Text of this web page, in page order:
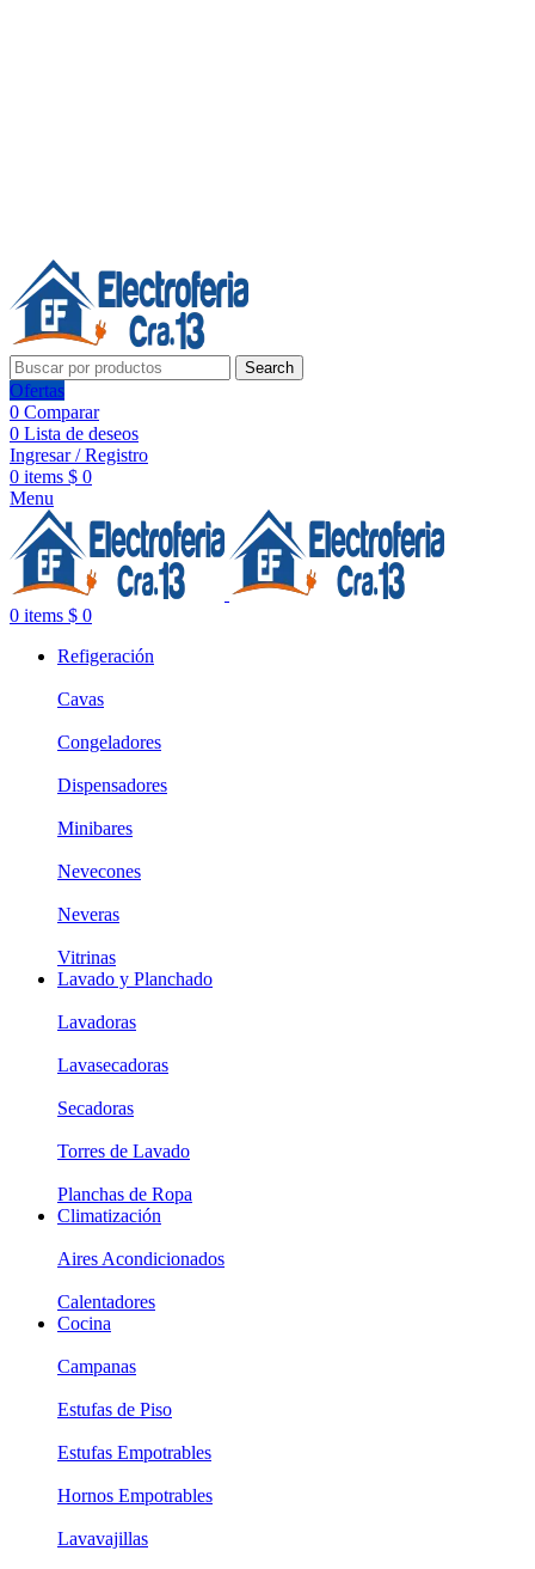
Search
Ofertas
0 Comparar
0 Lista de deseos
Ingresar / Registro
0 items $ 0
Menu
0 items $ 0
Refigeración
Cavas
Congeladores
Dispensadores
Minibares
Nevecones
Neveras
Vitrinas
Lavado y Planchado
Lavadoras
Lavasecadoras
Secadoras
Torres de Lavado
Planchas de Ropa
Climatización
Aires Acondicionados
Calentadores
Cocina
Campanas
Estufas de Piso
Estufas Empotrables
Hornos Empotrables
Lavavajillas